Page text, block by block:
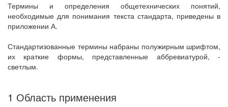
Термины и определения общетехнических понятий,
необходимые для понимания текста стандарта, приведены в
приложении А.
Стандартизованные термины набраны полужирным шрифтом,
их краткие формы, представленные аббревиатурой, -
светлым.
1 Область применения